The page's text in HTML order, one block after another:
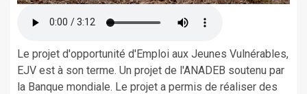
Le projet d'opportunité d'Emploi aux Jeunes Vulnérables,
EJV est à son terme. Un projet de l'ANADEB soutenu par
la Banque mondiale. Le projet a permis de réaliser des